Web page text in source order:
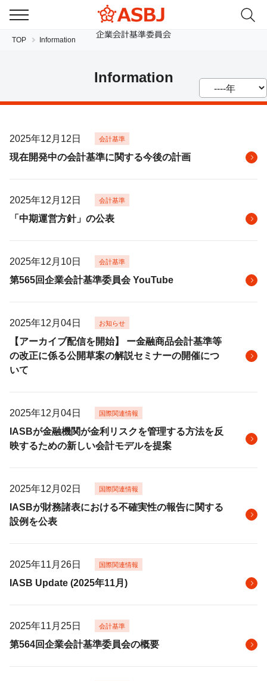
JP EN
TOP Information
Information
2025年12月12日 会計基準
現在開発中の会計基準に関する今後の計画
2025年12月12日 会計基準
「中期運営方針」の公表
2025年12月10日 会計基準
第565回企業会計基準委員会 YouTube
2025年12月04日 お知らせ
【アーカイブ配信を開始】 ー金融商品会計基準等
の改正に係る公開草案の解説セミナーの開催につ
いて
2025年12月04日 国際関連情報
IASBが金融機関が金利リスクを管理する方法を反
映するための新しい会計モデルを提案
2025年12月02日 国際関連情報
IASBが財務諸表における不確実性の報告に関する
設例を公表
2025年11月26日 国際関連情報
IASB Update (2025年11月)
2025年11月25日 会計基準
第564回企業会計基準委員会の概要